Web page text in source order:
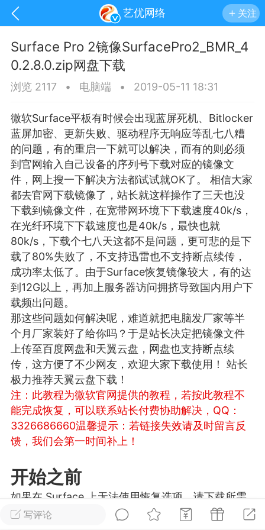
艺优网络 关注
手机 系统 网站
游戏 兴趣 美图
问答 闲谈 官方
任务 排行 历史
网络
VIP 7
29 21:24
电脑端 Surface Laptop Go 2
Laptop Go 2镜像
网盘下载
Laptop Go 2 i5/8/128 – Windows
写评论
Surface Pro 2镜像SurfacePro2_BMR_4
0.2.8.0.zip网盘下载
浏览 2117 • 电脑端 • 2019-05-11 18:31
微软Surface平板有时候会出现蓝屏死机、Bitlocker
蓝屏加密、更新失败、驱动程序无响应等乱七八糟
的问题，有的重启一下就可以解决，而有的则必须
到官网输入自己设备的序列号下载对应的镜像文
件，网上搜一下解决方法都试试就OK了。 相信大家
都去官网下载镜像了，站长就这样操作了三天也没
下载到镜像文件，在宽带网环境下下载速度40k/s，
在光纤环境下下载速度也是40k/s，最快也就
80k/s，下载个七八天这都不是问题，更可悲的是下
载了80%失败了，不支持迅雷也不支持断点续传，
成功率太低了。由于Surface恢复镜像较大，有的达
到12G以上，再加上服务器访问拥挤导致国内用户下
载频出问题。
那这些问题如何解决呢，难道就把电脑发厂家等半
个月厂家装好了给你吗？于是站长决定把镜像文件
上传至百度网盘和天翼云盘，网盘也支持断点续
传，这方便了不少网友，欢迎大家下载使用！ 站长
极力推荐天翼云盘下载！
注：此教程为微软官网提供的教程，若按此教程不
能完成恢复，可以联系站长付费协助解决，QQ：
3326686660温馨提示：若链接失效请及时留言反
馈，我们会第一时间补上！
开始之前
如果在 Surface 上无法使用恢复选项，请下载所需
的文件以使 Surface 重新正常工作。